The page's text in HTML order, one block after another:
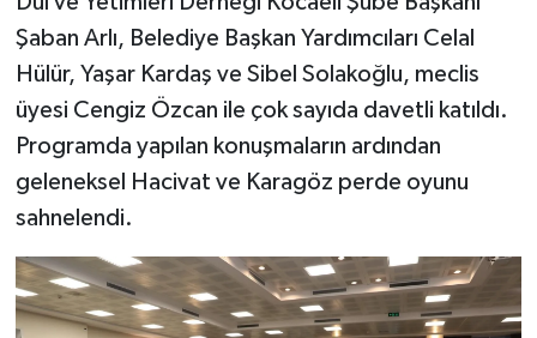
Şaban Arlı, Belediye Başkan Yardımcıları Celal
Hülür, Yaşar Kardaş ve Sibel Solakoğlu, meclis
üyesi Cengiz Özcan ile çok sayıda davetli katıldı.
Programda yapılan konuşmaların ardından
geleneksel Hacivat ve Karagöz perde oyunu
sahnelendi.